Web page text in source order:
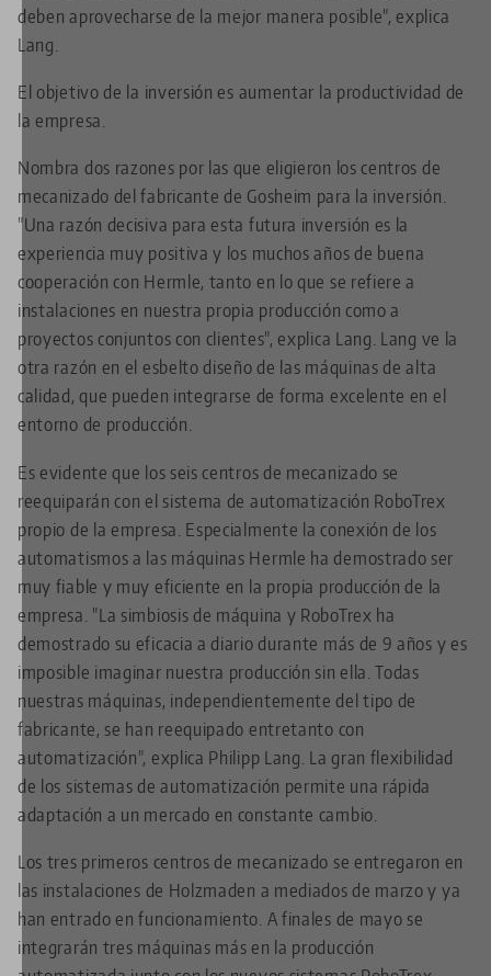
deben aprovecharse de la mejor manera posible", explica
Lang.
El objetivo de la inversión es aumentar la productividad de
la empresa.
Nombra dos razones por las que eligieron los centros de
mecanizado del fabricante de Gosheim para la inversión.
"Una razón decisiva para esta futura inversión es la
experiencia muy positiva y los muchos años de buena
cooperación con Hermle, tanto en lo que se refiere a
instalaciones en nuestra propia producción como a
proyectos conjuntos con clientes", explica Lang. Lang ve la
otra razón en el esbelto diseño de las máquinas de alta
calidad, que pueden integrarse de forma excelente en el
entorno de producción.
Es evidente que los seis centros de mecanizado se
reequiparán con el sistema de automatización RoboTrex
propio de la empresa. Especialmente la conexión de los
automatismos a las máquinas Hermle ha demostrado ser
muy fiable y muy eficiente en la propia producción de la
empresa. "La simbiosis de máquina y RoboTrex ha
demostrado su eficacia a diario durante más de 9 años y es
imposible imaginar nuestra producción sin ella. Todas
nuestras máquinas, independientemente del tipo de
fabricante, se han reequipado entretanto con
automatización", explica Philipp Lang. La gran flexibilidad
de los sistemas de automatización permite una rápida
adaptación a un mercado en constante cambio.
Los tres primeros centros de mecanizado se entregaron en
las instalaciones de Holzmaden a mediados de marzo y ya
han entrado en funcionamiento. A finales de mayo se
integrarán tres máquinas más en la producción